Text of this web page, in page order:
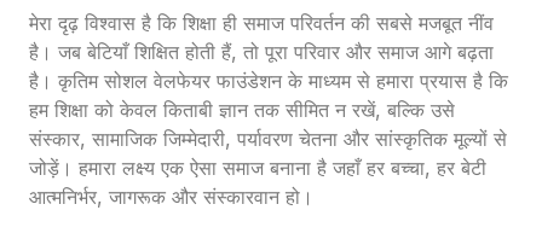
मेरा दृढ़ विश्वास है कि शिक्षा ही समाज परिवर्तन की सबसे मजबूत नींव
है। जब बेटियाँ शिक्षित होती हैं, तो पूरा परिवार और समाज आगे बढ़ता
है। कृतिम सोशल वेलफेयर फाउंडेशन के माध्यम से हमारा प्रयास है कि
हम शिक्षा को केवल किताबी ज्ञान तक सीमित न रखें, बल्कि उसे
संस्कार, सामाजिक जिम्मेदारी, पर्यावरण चेतना और सांस्कृतिक मूल्यों से
जोड़ें। हमारा लक्ष्य एक ऐसा समाज बनाना है जहाँ हर बच्चा, हर बेटी
आत्मनिर्भर, जागरूक और संस्कारवान हो।